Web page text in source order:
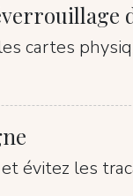
cartes
évitez les